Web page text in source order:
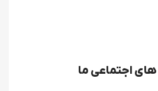
اجتماعی ما